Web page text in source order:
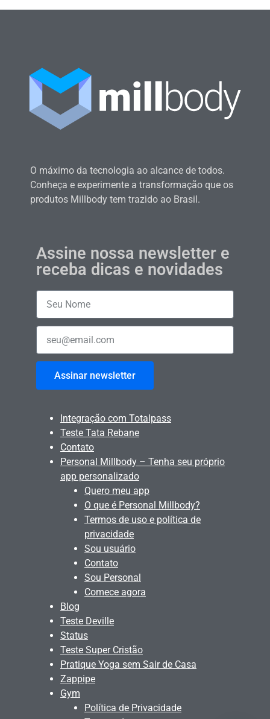
O máximo da tecnologia ao alcance de todos.
Conheça e experimente a transformação que os
produtos Millbody tem trazido ao Brasil.
Assine nossa newsletter e
receba dicas e novidades
Assinar newsletter
Integração com Totalpass
Teste Tata Rebane
Contato
Personal Millbody – Tenha seu próprio
app personalizado
Quero meu app
O que é Personal Millbody?
Termos de uso e política de
privacidade
Sou usuário
Contato
Sou Personal
Comece agora
Blog
Teste Deville
Status
Teste Super Cristão
Pratique Yoga sem Sair de Casa
Zappipe
Gym
Política de Privacidade